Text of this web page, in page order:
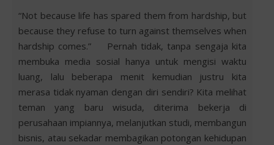
“Not because life has spared them from hardship, but
because they refuse to turn against themselves when
hardship comes.” Pernah tidak, tanpa sengaja kita
membuka media sosial hanya untuk mengisi waktu
luang, lalu beberapa menit kemudian justru kita
merasa tidak nyaman dengan diri sendiri? Kita melihat
teman yang baru wisuda, diterima bekerja di
perusahaan impiannya, melanjutkan studi, membangun
bisnis, atau sekadar membagikan potongan kehidupan